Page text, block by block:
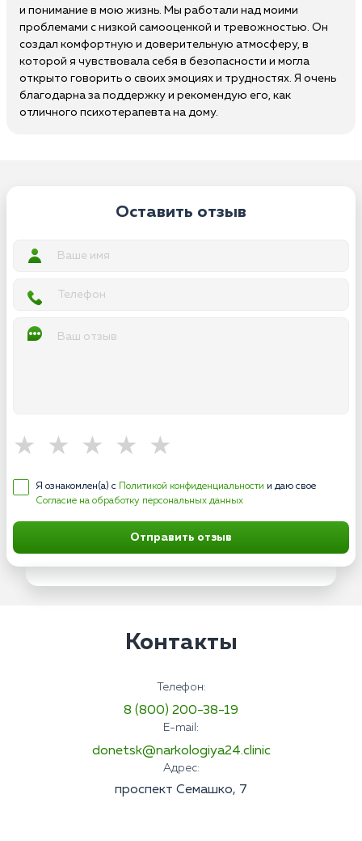
и понимание в мою жизнь. Мы работали над моими
проблемами с низкой самооценкой и тревожностью. Он
создал комфортную и доверительную атмосферу, в
которой я чувствовала себя в безопасности и могла
открыто говорить о своих эмоциях и трудностях. Я очень
благодарна за поддержку и рекомендую его, как
отличного психотерапевта на дому.
Оставить отзыв
Я ознакомлен(а) с Политикой конфиденциальности и даю свое
Согласие на обработку персональных данных
Отправить отзыв
Контакты
Телефон:
8 (800) 200-38-19
E-mail:
donetsk@narkologiya24.clinic
Адрес:
проспект Семашко, 7